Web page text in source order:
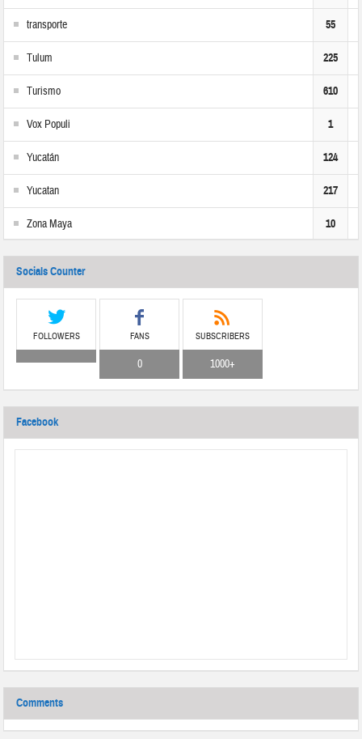
transporte 55
Tulum 225
Turismo 610
Vox Populi 1
Yucatán 124
Yucatan 217
Zona Maya 10
Socials Counter
FOLLOWERS FANS
0
SUBSCRIBERS
1000+
Facebook
Comments